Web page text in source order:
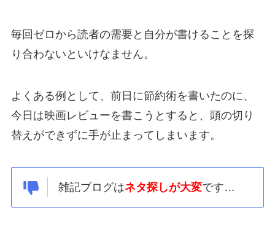
毎回ゼロから読者の需要と自分が書けることを探
り合わないといけなません。
よくある例として、前日に節約術を書いたのに、
今日は映画レビューを書こうとすると、頭の切り
替えができずに手が止まってしまいます。
雑記ブログはネタ探しが大変です…